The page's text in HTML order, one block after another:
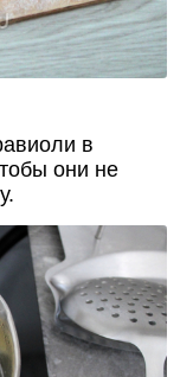
в
они не